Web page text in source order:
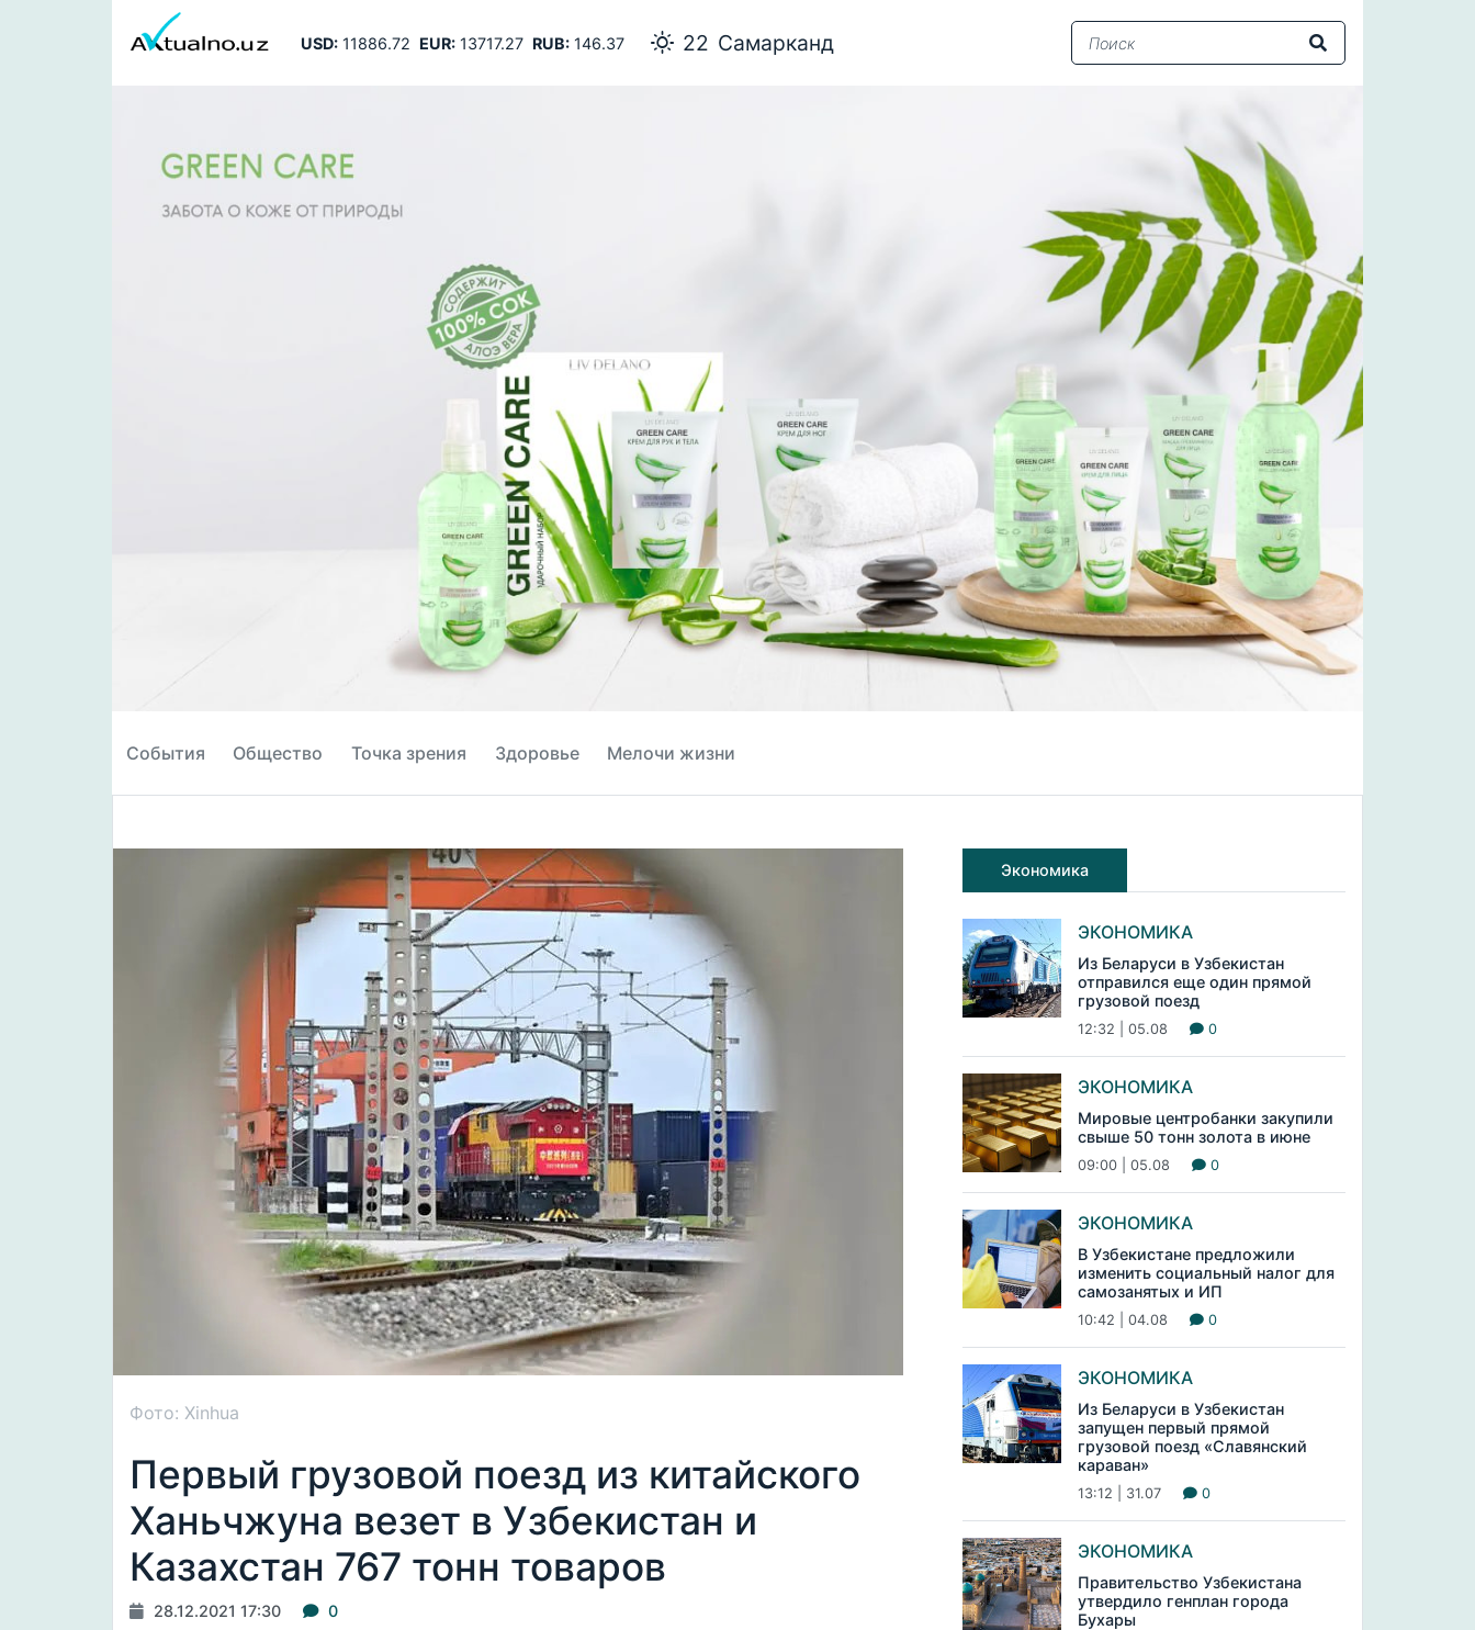
USD:11886.72 EUR:13717.27 RUB:146.37 22 Самарканд
События Общество Точка зрения Здоровье Мелочи жизни
Фото: Xinhua
Первый грузовой поезд из китайского
Ханьчжуна везет в Узбекистан и
Казахстан 767 тонн товаров
28.12.2021 17:30 0
Экономика
ЭКОНОМИКА
Из Беларуси в Узбекистан
отправился еще один прямой
грузовой поезд
12:32 | 05.08 0
ЭКОНОМИКА
Мировые центробанки закупили
свыше 50 тонн золота в июне
09:00 | 05.08 0
ЭКОНОМИКА
В Узбекистане предложили
изменить социальный налог для
самозанятых и ИП
10:42 | 04.08 0
ЭКОНОМИКА
Из Беларуси в Узбекистан
запущен первый прямой
грузовой поезд «Славянский
караван»
13:12 | 31.07 0
ЭКОНОМИКА
Правительство Узбекистана
утвердило генплан города
Бухары